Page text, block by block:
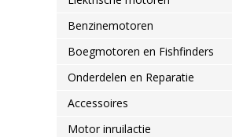
Benzinemotoren
Boegmotoren en Fishfinders
Onderdelen en Reparatie
Accessoires
Motor inruilactie